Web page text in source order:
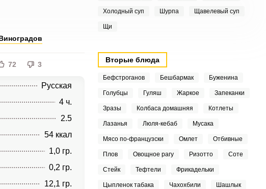
72 3
Русская
4 ч.
2.5
54 ккал
1,0 гр.
0,2 гр.
12,1 гр.
Холодный суп Шурпа Щавелевый суп
Щи
Вторые блюда
Бефстроганов Бешбармак Буженина
Голубцы Гуляш Жаркое Запеканки
Зразы Колбаса домашняя Котлеты
Лазанья Люля-кебаб Мусака
Мясо по-французски Омлет Отбивные
Плов Овощное рагу Ризотто Соте
Стейк Тефтели Фрикадельки
Цыпленок табака Чахохбили Шашлык